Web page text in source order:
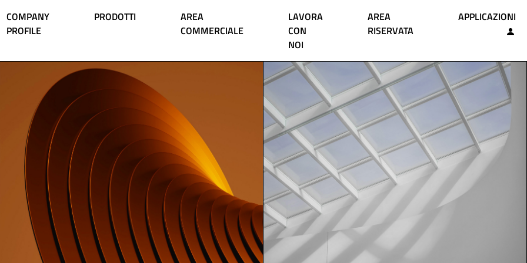
COMPANY
PROFILE
PRODOTTI
AREA
COMMERCIALE
LAVORA
CON
NOI
AREA
RISERVATA
APPLICAZIONI